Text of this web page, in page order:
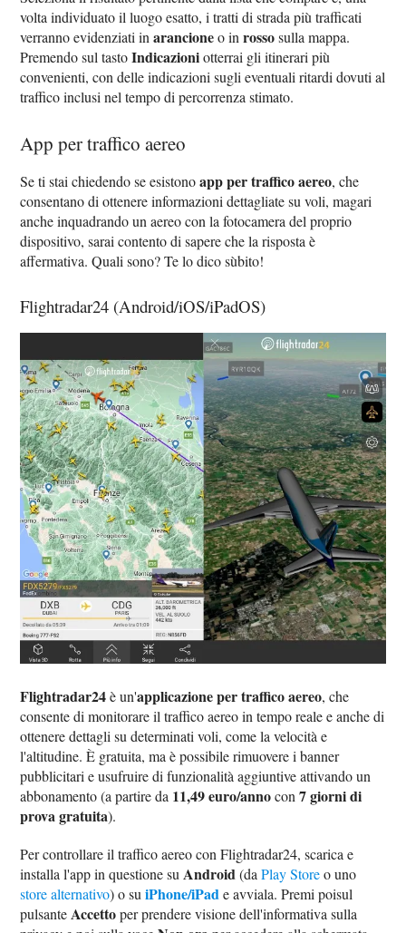
volta individuato il luogo esatto, i tratti di strada più trafficati
verranno evidenziati inarancioneo inrossosulla mappa.
Premendo sul tastoIndicazioniotterrai gli itinerari più
convenienti, con delle indicazioni sugli eventuali ritardi dovuti al
traffico inclusi nel tempo di percorrenza stimato.
App per traffico aereo
Se ti stai chiedendo se esistonoapp per traffico aereo, che
consentano di ottenere informazioni dettagliate su voli, magari
anche inquadrando un aereo con la fotocamera del proprio
dispositivo, sarai contento di sapere che la risposta è
affermativa. Quali sono? Te lo dico sùbito!
Flightradar24 (Android/iOS/iPadOS)
Flightradar24è un'applicazione per traffico aereo, che
consente di monitorare il traffico aereo in tempo reale e anche di
ottenere dettagli su determinati voli, come la velocità e
l'altitudine. È gratuita, ma è possibile rimuovere i banner
pubblicitari e usufruire di funzionalità aggiuntive attivando un
abbonamento (a partire da 11,49 euro/annocon7 giorni di
prova gratuita).
Per controllare il traffico aereo con Flightradar24, scarica e
installa l'app in questione suAndroid(daPlay Storeo uno
store alternativo) o suiPhone/iPade avviala. Premi poisul
pulsanteAccettoper prendere visione dell'informativa sulla